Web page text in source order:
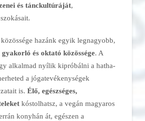
és tánckultúráját,
hazánk egyik legnagyobb,
és oktató közössége. A
alkalmad nyílik kipróbálni a hatha-
a jógatevékenységek
is. Élő, egészséges,
kóstolhatsz, a vegán magyaros
konyhán át, egészen a